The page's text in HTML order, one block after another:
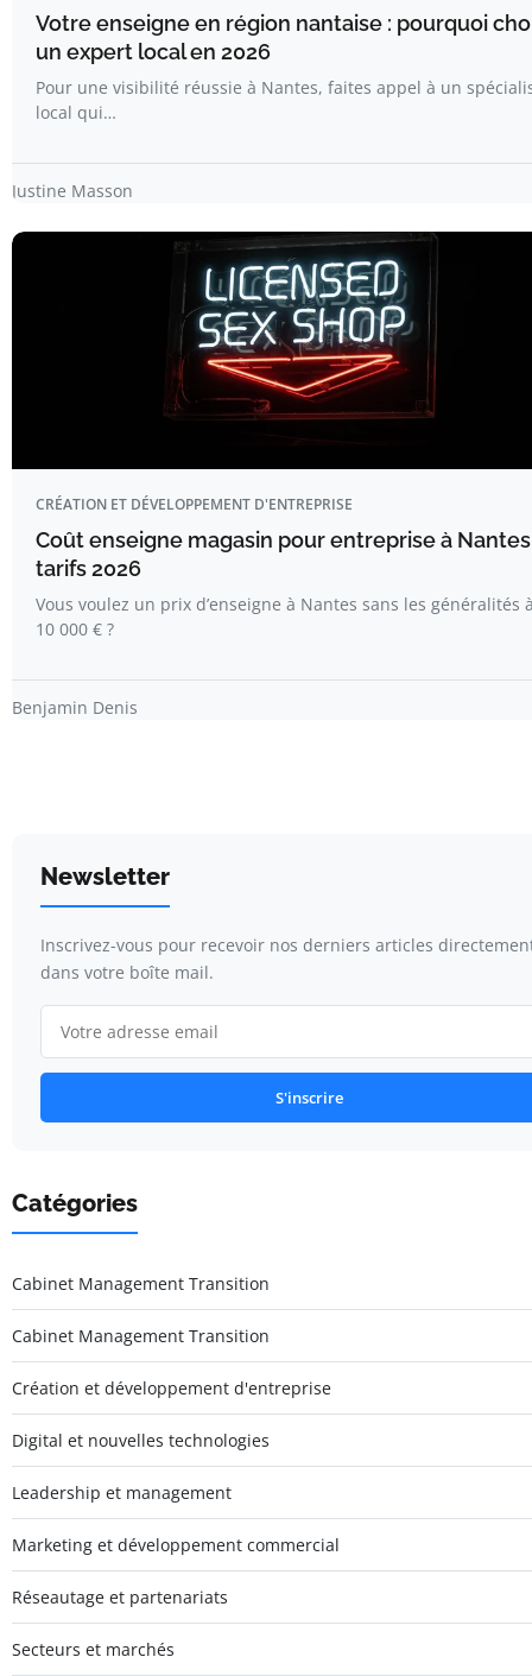
Votre enseigne en région nantaise : pourquoi
un expert local en 2026
Pour une visibilité réussie à Nantes, faites appel à un
local qui…
Justine Masson
CRÉATION ET DÉVELOPPEMENT D'ENTREPRISE
Coût enseigne magasin pour entreprise à Nantes
tarifs 2026
Vous voulez un prix d’enseigne à Nantes sans les généralités
10 000 € ?
Benjamin Denis
Newsletter
Inscrivez-vous pour recevoir nos derniers articles
dans votre boîte mail.
S'inscrire
Catégories
Cabinet Management Transition
Cabinet Management Transition
Création et développement d'entreprise
Digital et nouvelles technologies
Leadership et management
Marketing et développement commercial
Réseautage et partenariats
Secteurs et marchés